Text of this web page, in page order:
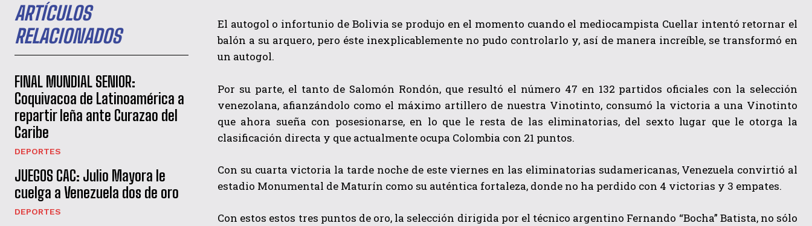
QUIERO SUSCRIBIRME
He leído y acepto lasPolítica de privacidad.
ARTÍCULOS
RELACIONADOS
FINAL MUNDIAL SENIOR:
Coquivacoa de Latinoamérica a
repartir leña ante Curazao del
Caribe
DEPORTES
JUEGOS CAC: Julio Mayora le
cuelga a Venezuela dos de oro
DEPORTES
El autogol o infortunio de Bolivia se produjo en el momento cuando el mediocampista Cuellar intentó retornar el
balón a su arquero, pero éste inexplicablemente no pudo controlarlo y, así de manera increíble, se transformó en
un autogol.
Por su parte, el tanto de Salomón Rondón, que resultó el número 47 en 132 partidos oficiales con la selección
venezolana, afianzándolo como el máximo artillero de nuestra Vinotinto, consumó la victoria a una Vinotinto
que ahora sueña con posesionarse, en lo que le resta de las eliminatorias, del sexto lugar que le otorga la
clasificación directa y que actualmente ocupa Colombia con 21 puntos.
Con su cuarta victoria la tarde noche de este viernes en las eliminatorias sudamericanas, Venezuela convirtió al
estadio Monumental de Maturín como su auténtica fortaleza, donde no ha perdido con 4 victorias y 3 empates.
Con estos estos tres puntos de oro, la selección dirigida por el técnico argentino Fernando “Bocha” Batista, no sólo